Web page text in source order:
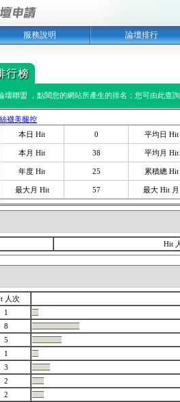
服務說明 論壇排行
壇聯盟 ，點閱您的網站所產生的排名；您可由此查
絲襪美腿控
本日 Hit
0 平均日 Hit
本月 Hit 38 平均月 Hit
年度 Hit 25 累積總 Hit
最大月 Hit 57 最大 Hit 月
Hit
人次
1
8
5
1
3
2
2